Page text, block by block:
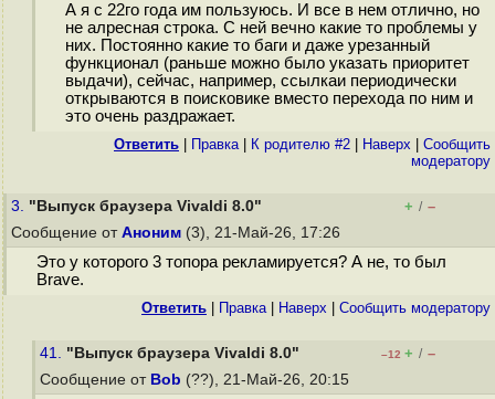
А я с 22го года им пользуюсь. И все в нем отлично, но
не алресная строка. С ней вечно какие то проблемы у
них. Постоянно какие то баги и даже урезанный
функционал (раньше можно было указать приоритет
выдачи), сейчас, например, ссылкаи периодически
открываются в поисковике вместо перехода по ним и
это очень раздражает.
Ответить Правка| К родителю #2 Наверх
Cообщить
модератору
3. "Выпуск браузера Vivaldi 8.0" + / –
Сообщение от Аноним (3), 21-Май-26, 17:26
Это у которого 3 топора рекламируется? А не, то был
Brave.
Ответить Правка| Наверх Cообщить модератору
41. "Выпуск браузера Vivaldi 8.0" –12 + / –
Сообщение от Bob (??), 21-Май-26, 20:15